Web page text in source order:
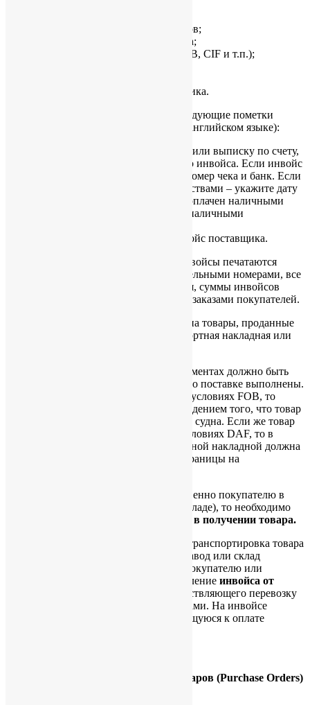
спецификация проданных товаров;
цена за единицу и сумма инвойса;
условия поставки (например, FOB, CIF и т.п.);
подпись ответственного сотрудника.
Для удобства сделайте на инвойсах следующие пометки
(простым карандашом, желательно на английском языке):
ссылка на банковское извещение или выписку по счету,
подтверждающие оплату данного инвойса. Если инвойс
оплачен чеком – также укажите номер чека и банк. Если
инвойс оплачен наличными средствами – укажите дату
платежа, а также то, что инвойс оплачен наличными
(однако стоит избегать расчетов наличными
ссылка на соответствующий инвойс поставщика.
Является хорошей практикой, когда инвойсы печатаются
заранее с проставленными последовательными номерами, все
аннулированные инвойсы сохраняются, суммы инвойсов
согласовываются с соответствующими заказами покупателей.
на товары, проданные
компанией (коносамент, товаротранспортная накладная или
В указанных выше транспортных документах должно быть
видно, что обязательства поставщика по поставке выполнены.
Например, если товар поставляется на условиях FOB, то
выдача коносамента является подтверждением того, что товар
передан на борт указанного продавцом судна. Если же товар
поставляется по железной дороге на условиях DAF, то в
копии предоставленной железнодорожной накладной должна
быть отметка о пересечении товаром границы на
1.4. Если товар передается непосредственно покупателю в
определенном пункте (например, на складе), то необходимо
расписки покупателя в получении товара.
1.5. Если имеет место промежуточная транспортировка товара
с пункта, где он закуплен (например, завод или склад
продавца), до пункта, где он передан покупателю или
перевозчику, то необходимо предоставление инвойса от
, осуществляющего перевозку
товара между вышеуказанными пунктами. На инвойсе
перевозчика поставьте отметку, относящуюся к оплате
Копии заказов на по покупку товаров (Purchase Orders)